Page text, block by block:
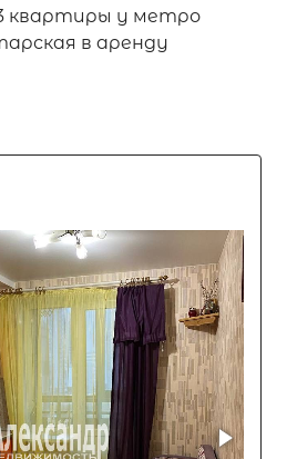
квартиры у метро
в аренду